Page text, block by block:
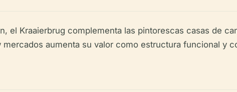
el Kraaierbrug complementa las pintorescas casas de
aumenta su valor como estructura funcional y